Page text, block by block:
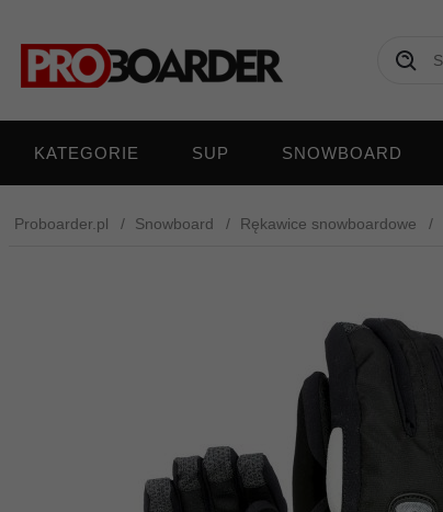
KATEGORIE SUP SNOWBOARD
Proboarder.pl Snowboard Rękawice snowboardowe